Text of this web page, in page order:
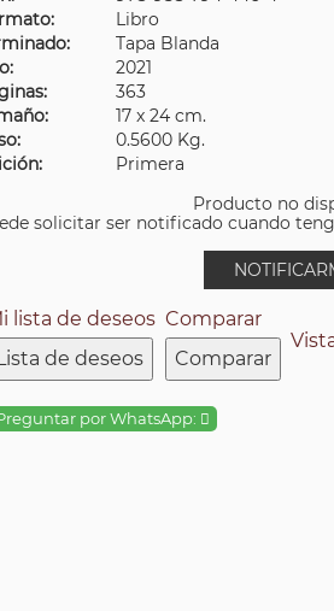
Libro
Tapa Blanda
2021
363
17 x 24 cm.
0.5600 Kg.
Primera
Producto no
solicitar ser notificado cuando
lista de deseos
de deseos
Comparar
Comparar
por WhatsApp: